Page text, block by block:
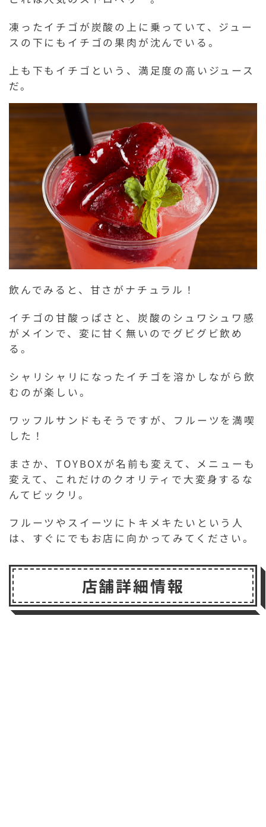
凍ったイチゴが炭酸の上に乗っていて、ジュー
スの下にもイチゴの果肉が沈んでいる。
上も下もイチゴという、満足度の高いジュース
だ。
飲んでみると、甘さがナチュラル！
イチゴの甘酸っぱさと、炭酸のシュワシュワ感
がメインで、変に甘く無いのでグビグビ飲め
る。
シャリシャリになったイチゴを溶かしながら飲
むのが楽しい。
ワッフルサンドもそうですが、フルーツを満喫
した！
まさか、TOYBOXが名前も変えて、メニューも
変えて、これだけのクオリティで大変身するな
んてビックリ。
フルーツやスイーツにトキメキたいという人
は、すぐにでもお店に向かってみてください。
店舗詳細情報